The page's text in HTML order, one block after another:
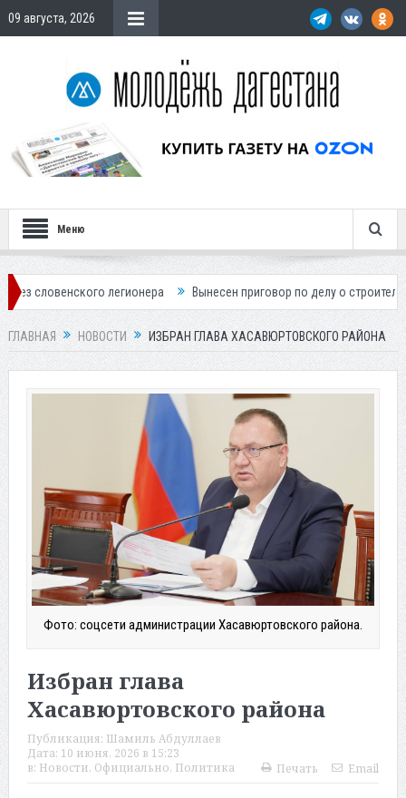
09 августа, 2026
Меню
легионера Вынесен приговор по делу о строительстве
ГЛАВНАЯ НОВОСТИ ИЗБРАН ГЛАВА ХАСАВЮРТОВСКОГО РАЙОНА
Фото: соцсети администрации Хасавюртовского района.
Избран глава
Хасавюртовского района
Публикация: Шамиль Абдуллаев
Дата: 10 июня, 2026 в 15:23
в: Новости, Официально, Политика Печать Email